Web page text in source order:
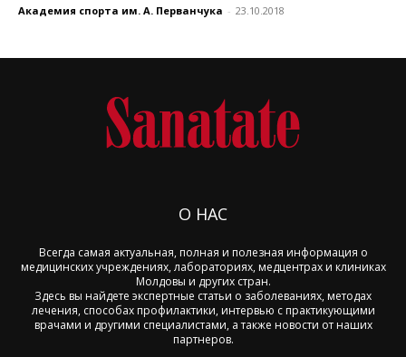
Академия спорта им. А. Перванчука - 23.10.2018
О НАС
Всегда самая актуальная, полная и полезная информация о
медицинских учреждениях, лабораториях, медцентрах и клиниках
Молдовы и других стран.
Здесь вы найдете экспертные статьи о заболеваниях, методах
лечения, способах профилактики, интервью с практикующими
врачами и другими специалистами, а также новости от наших
партнеров.